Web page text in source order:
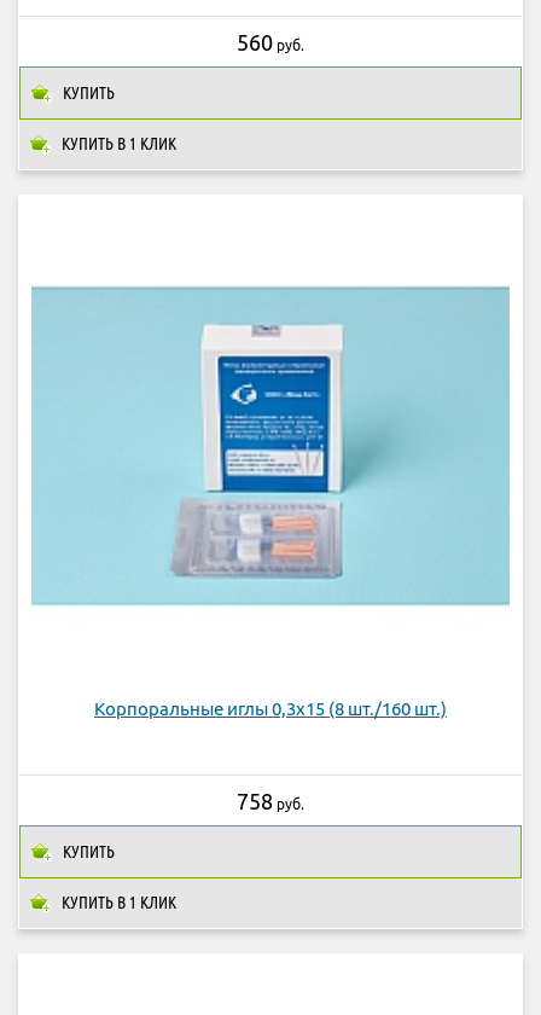
КУПИТЬ В 1 КЛИК
560 руб.
КУПИТЬ
Корпоральные иглы 0,3х15 (8 шт./160 шт.)
КУПИТЬ В 1 КЛИК
758 руб.
КУПИТЬ